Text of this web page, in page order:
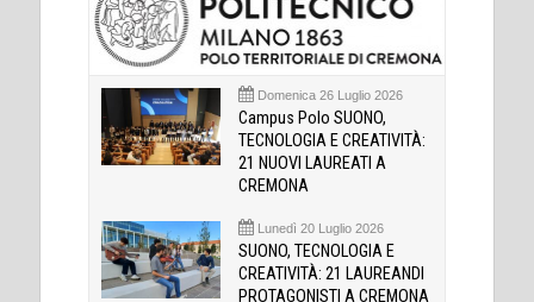
Domenica 26 Luglio 2026
Campus Polo SUONO,
TECNOLOGIA E CREATIVITÀ:
21 NUOVI LAUREATI A
CREMONA
Lunedì 20 Luglio 2026
SUONO, TECNOLOGIA E
CREATIVITÀ: 21 LAUREANDI
PROTAGONISTI A CREMONA